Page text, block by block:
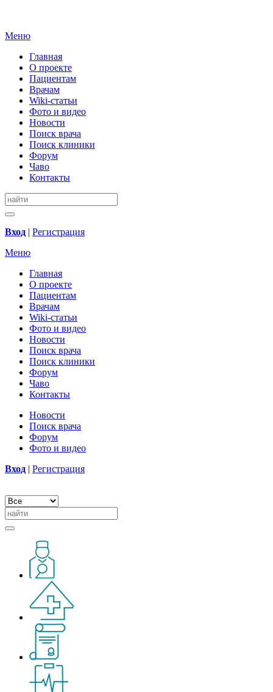
Меню
Главная
О проекте
Пациентам
Врачам
Wiki-статьи
Фото и видео
Новости
Поиск врача
Поиск клиники
Форум
Чаво
Контакты
Вход | Регистрация
Меню
Главная
О проекте
Пациентам
Врачам
Wiki-статьи
Фото и видео
Новости
Поиск врача
Поиск клиники
Форум
Чаво
Контакты
Новости
Поиск врача
Форум
Фото и видео
Вход | Регистрация